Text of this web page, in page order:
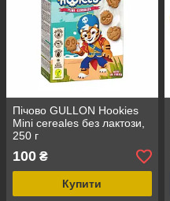
Пічово GULLON Hookies
Mini cereales без лактози,
250 г
100 ₴
Купити